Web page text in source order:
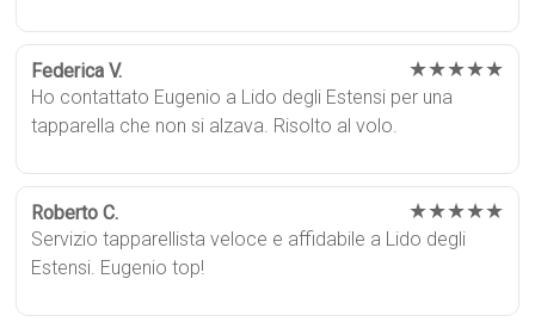
Federica V. ★★★★★
Ho contattato Eugenio a Lido degli Estensi per una
tapparella che non si alzava. Risolto al volo.
Roberto C. ★★★★★
Servizio tapparellista veloce e affidabile a Lido degli
Estensi. Eugenio top!